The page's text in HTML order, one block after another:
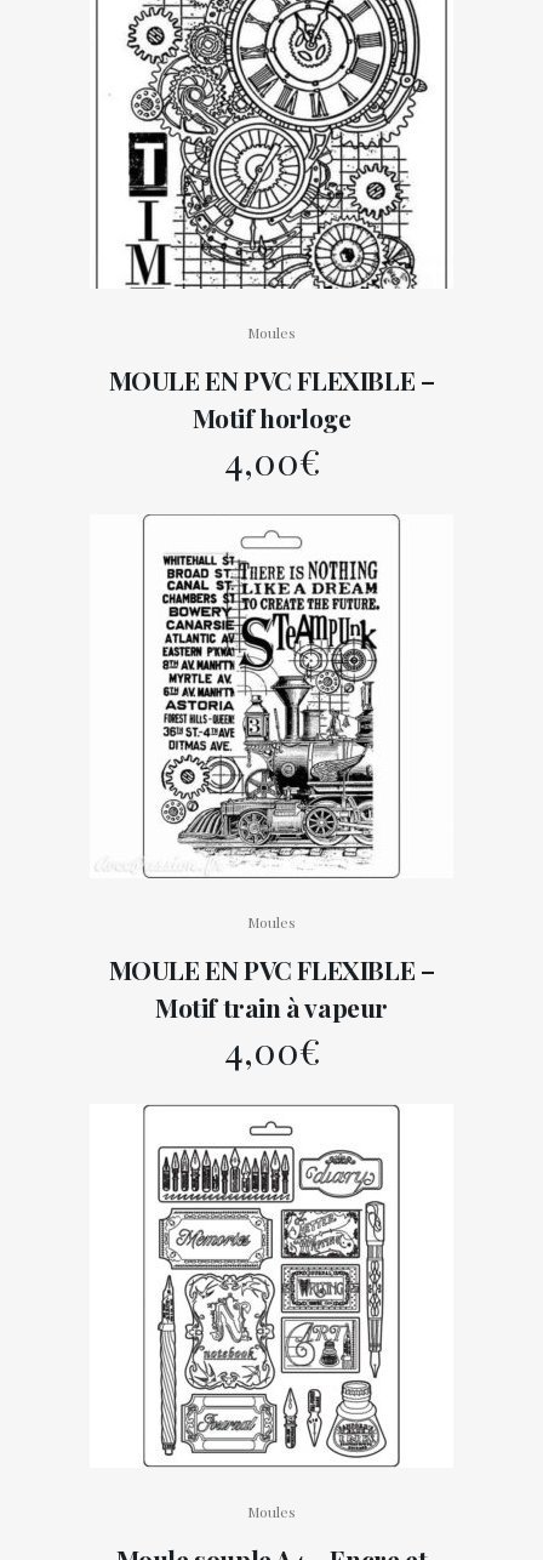
Moules
MOULE EN PVC FLEXIBLE –
Motif horloge
4,00€
Moules
MOULE EN PVC FLEXIBLE –
Motif train à vapeur
4,00€
Moules